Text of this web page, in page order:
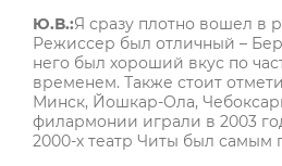
Ю.В.:Я сразу плотно вошел в
Режиссер был отличный –
него был хороший вкус по
временем. Также стоит
Минск, Йошкар-Ола,
филармонии играли в 2003
2000-х театр Читы был